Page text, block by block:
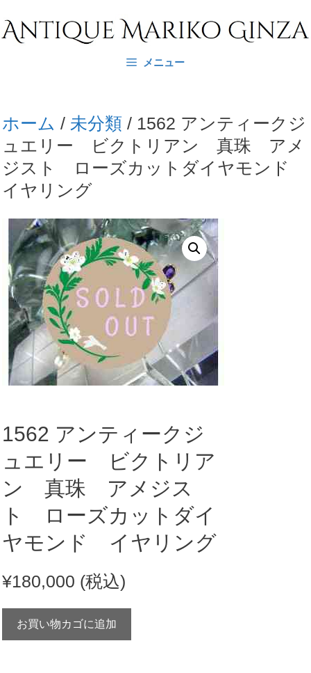
ン
へ
ス
キ
ッ
メニュー
ホーム / 未分類 / 1562 アンティークジ
ュエリー ビクトリアン 真珠 アメ
ジスト ローズカットダイヤモンド
イヤリング
1562 アンティークジ
ュエリー ビクトリア
ン 真珠 アメジス
ト ローズカットダイ
ヤモンド イヤリング
¥180,000 (税込)
1562
ア
お買い物カゴに追加